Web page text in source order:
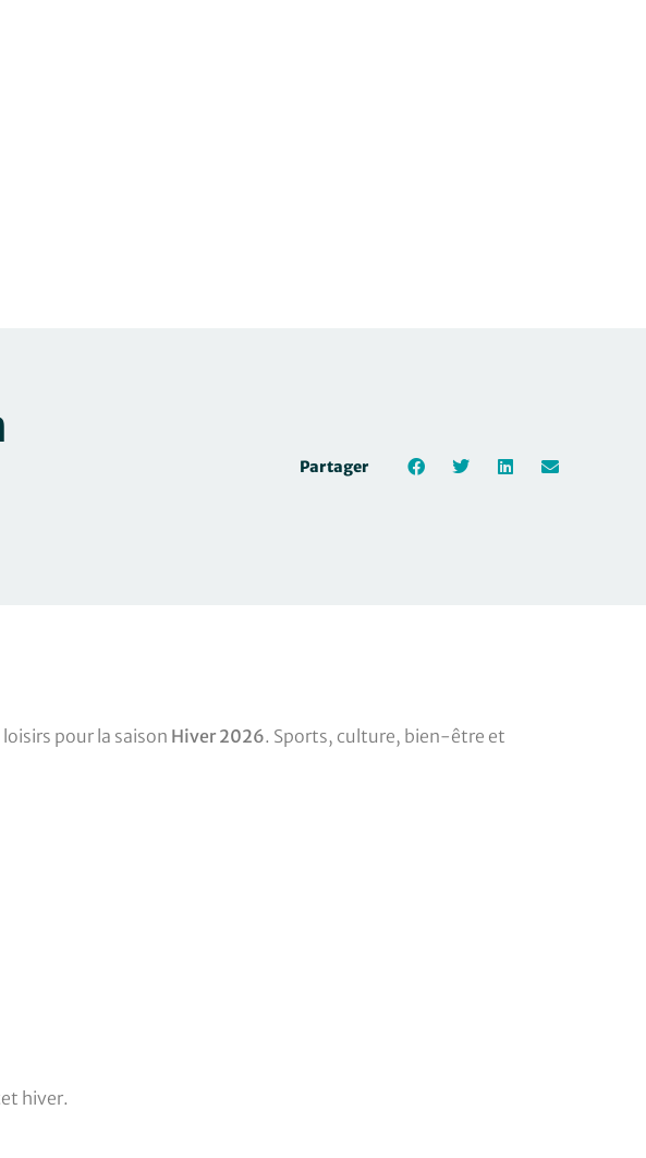
Partager
pour la saison Hiver 2026. Sports, culture, bien-être et
hiver.